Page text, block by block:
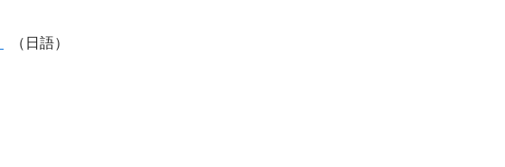
（日語）